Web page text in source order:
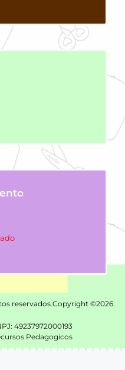
reservados.Copyright ©2026.
49237972000193
Pedagogicos